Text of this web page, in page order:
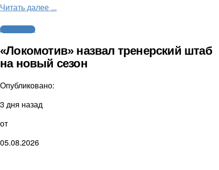
Читать далее ...
Другие виды
«Локомотив» назвал тренерский штаб
на новый сезон
Опубликовано:
3 дня назад
от
05.08.2026